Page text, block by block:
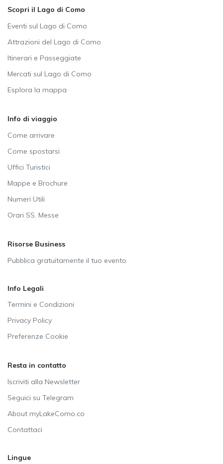
Scopri il Lago di Como
Eventi sul Lago di Como
Attrazioni del Lago di Como
Itinerari e Passeggiate
Mercati sul Lago di Como
Esplora la mappa
Info di viaggio
Come arrivare
Come spostarsi
Uffici Turistici
Mappe e Brochure
Numeri Utili
Orari SS. Messe
Risorse Business
Pubblica gratuitamente il tuo evento
Info Legali
Termini e Condizioni
Privacy Policy
Preferenze Cookie
Resta in contatto
Iscriviti alla Newsletter
Seguici su Telegram
About myLakeComo.co
Contattaci
Lingue